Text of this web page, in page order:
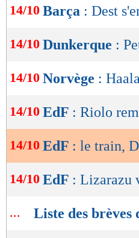
de
OK
14/10 Barça : Dest
14/10 Dunkerque :
14/10 Norvège :
14/10 EdF : Riolo
14/10 EdF : le train,
14/10 EdF : Lizarazu
... Liste des brèves